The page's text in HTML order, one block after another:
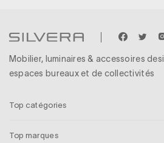
Mobilier, luminaires & accessoires
espaces bureaux et de collectivités
Top catégories
Top marques